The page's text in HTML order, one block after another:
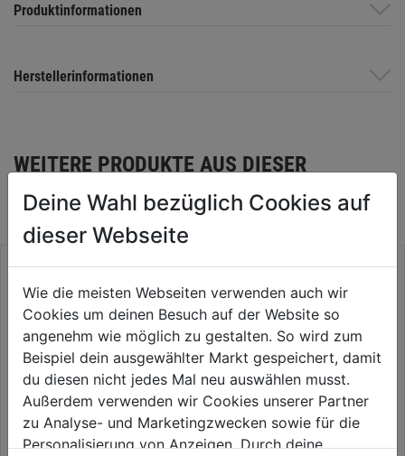
Produktinformationen
Herstellerinformationen
WEITERE PRODUKTE AUS DIESER
KATEGORIE
Deine Wahl bezüglich Cookies auf
dieser Webseite
Wie die meisten Webseiten verwenden auch wir
Cookies um deinen Besuch auf der Website so
angenehm wie möglich zu gestalten. So wird zum
Beispiel dein ausgewählter Markt gespeichert, damit
du diesen nicht jedes Mal neu auswählen musst.
Außerdem verwenden wir Cookies unserer Partner
zu Analyse- und Marketingzwecken sowie für die
Personalisierung von Anzeigen. Durch deine